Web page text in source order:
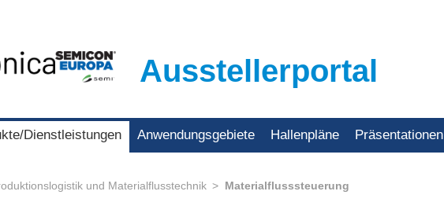
Ausstellerportal
Dienstleistungen Anwendungsgebiete Hallenpläne Präsentationen
und Materialflusstechnik Materialflusssteuerung